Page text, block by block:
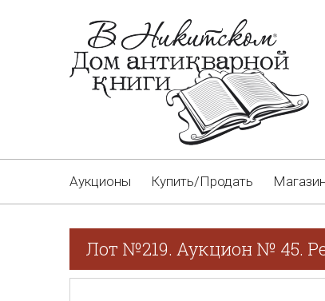
Аукционы Купить/Продать Магазин
Лот №219. Аукцион № 45.